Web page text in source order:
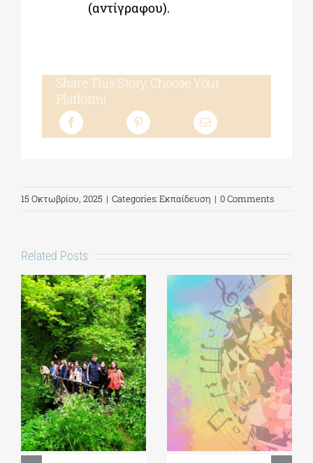
(αντίγραφου).
Share This Story, Choose Your
Platform!
15 Οκτωβρίου, 2025 | Categories:Εκπαίδευση | 0 Comments
Related Posts